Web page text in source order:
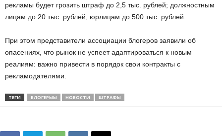
рекламы будет грозить штраф до 2,5 тыс. рублей; должностным
лицам до 20 тыс. рублей; юрлицам до 500 тыс. рублей.
При этом представители ассоциации блогеров заявили об
опасениях, что рынок не успеет адаптироваться к новым
реалиям: важно привести в порядок свои контракты с
рекламодателями.
ТЕГИ БЛОГЕРЫЫ НОВОСТИ ШТРАФЫ